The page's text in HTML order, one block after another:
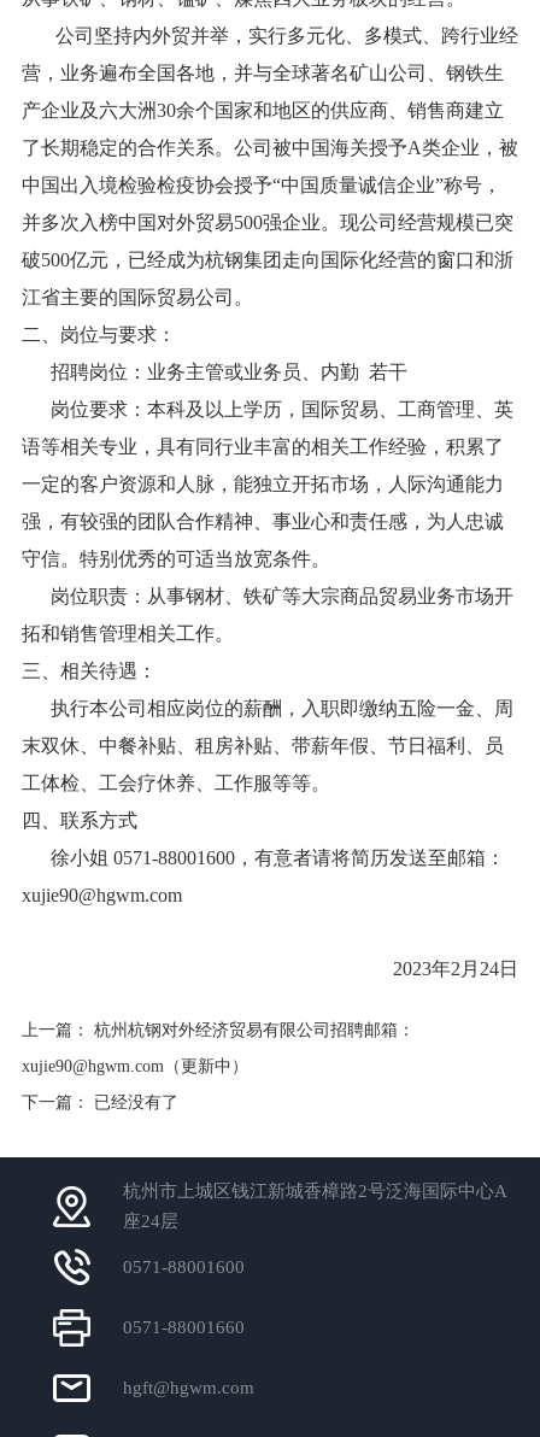
English
About Us
公司坚持内外贸并举，实行多元化、多模式、跨行业经
营，业务遍布全国各地，并与全球著名矿山公司、钢铁生
产企业及六大洲30余个国家和地区的供应商、销售商建立
了长期稳定的合作关系。公司被中国海关授予A类企业，被
中国出入境检验检疫协会授予“中国质量诚信企业”称号，
并多次入榜中国对外贸易500强企业。现公司经营规模已突
破500亿元，已经成为杭钢集团走向国际化经营的窗口和浙
江省主要的国际贸易公司。
二、岗位与要求：
招聘岗位：业务主管或业务员、内勤 若干
岗位要求：本科及以上学历，国际贸易、工商管理、英
语等相关专业，具有同行业丰富的相关工作经验，积累了
一定的客户资源和人脉，能独立开拓市场，人际沟通能力
强，有较强的团队合作精神、事业心和责任感，为人忠诚
守信。特别优秀的可适当放宽条件。
岗位职责：从事钢材、铁矿等大宗商品贸易业务市场开
拓和销售管理相关工作。
三、相关待遇：
执行本公司相应岗位的薪酬，入职即缴纳五险一金、周
末双休、中餐补贴、租房补贴、带薪年假、节日福利、员
工体检、工会疗休养、工作服等等。
四、联系方式
徐小姐 0571-88001600，有意者请将简历发送至邮箱：
xujie90@hgwm.com
2023年2月24日
上一篇： 杭州杭钢对外经济贸易有限公司招聘邮箱：
xujie90@hgwm.com（更新中）
下一篇： 已经没有了
杭州市上城区钱江新城香樟路2号泛海国际中心A
座24层
0571-88001600
0571-88001660
hgft@hgwm.com